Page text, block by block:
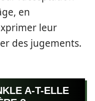
en
leur
des jugements.
A-T-ELLE